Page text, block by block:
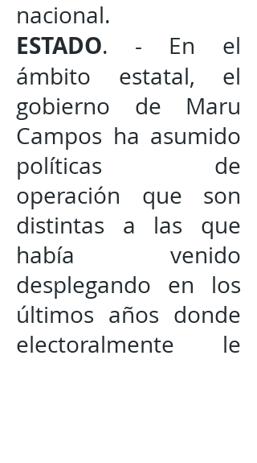
nacional.
ESTADO. - En el
ámbito estatal, el
gobierno de Maru
Campos ha asumido
políticas de
operación que son
distintas a las que
había venido
desplegando en los
últimos años donde
electoralmente le